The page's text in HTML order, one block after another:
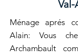
Val-
Ménage aprés
Alain: Vous
Archambault